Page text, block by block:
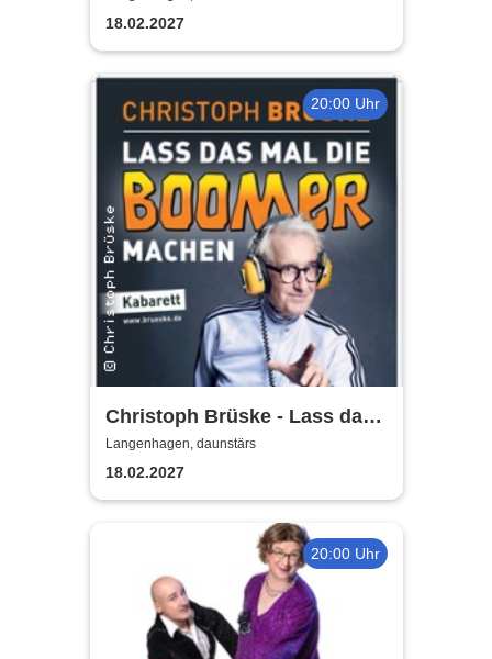
18.02.2027
20:00 Uhr
Christoph Brüske - Lass das
mal die Boomer machen
Langenhagen, daunstärs
18.02.2027
20:00 Uhr